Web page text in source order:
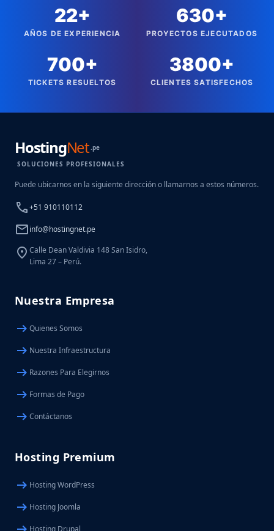
22+
AÑOS DE EXPERIENCIA
630+
PROYECTOS EJECUTADOS
700+
TICKETS RESUELTOS
3800+
CLIENTES SATISFECHOS
HostingNet.pe
SOLUCIONES PROFESIONALES
Puede ubicarnos en la siguiente dirección o llamarnos a estos números.
call+51 910110112
mailinfo@hostingnet.pe
location_on Calle Dean Valdivia 148 San Isidro,
Lima 27 – Perú.
Nuestra Empresa
arrow_right_alt Quienes Somos
arrow_right_alt Nuestra Infraestructura
arrow_right_alt Razones Para Elegirnos
arrow_right_alt Formas de Pago
arrow_right_alt Contáctanos
Hosting Premium
arrow_right_alt Hosting WordPress
arrow_right_alt Hosting Joomla
Hosting Drupal